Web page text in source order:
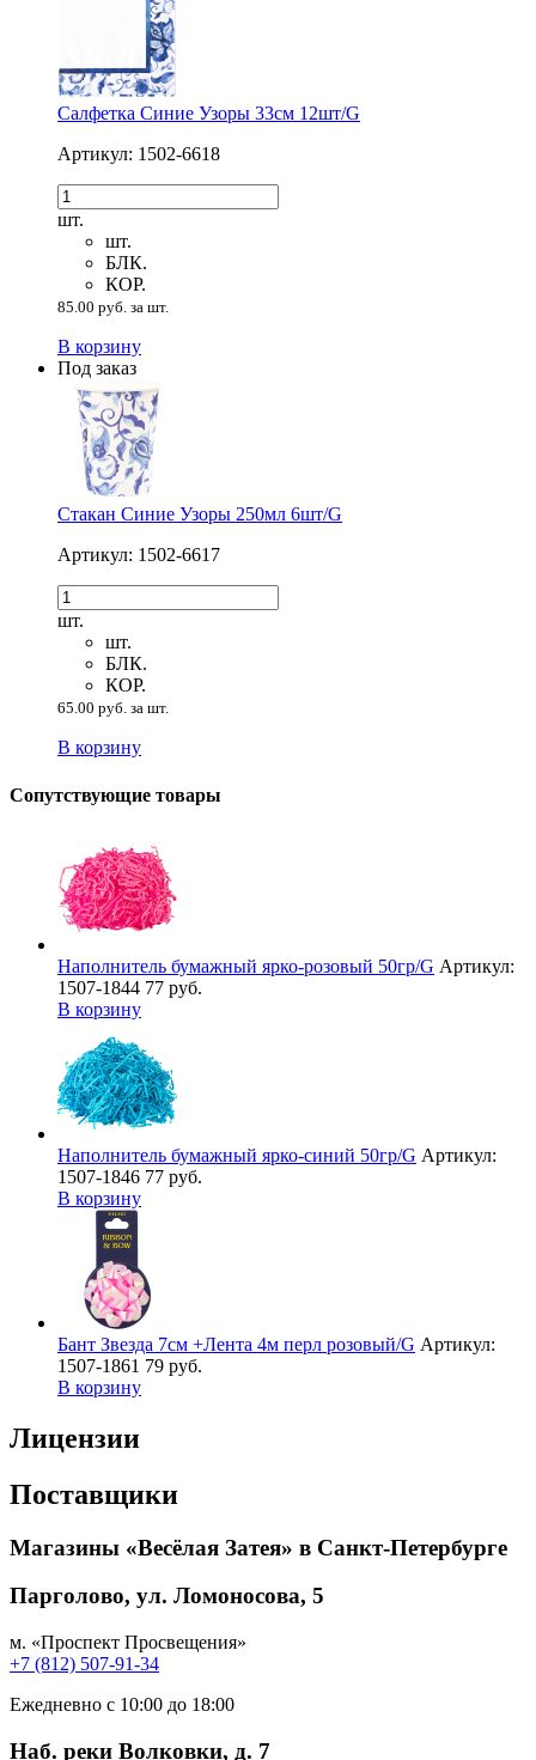
Салфетка Синие Узоры 33см 12шт/G
Артикул: 1502-6618
шт.
шт.
БЛК.
КОР.
85.00 руб. за шт.
В корзину
Под заказ
Стакан Синие Узоры 250мл 6шт/G
Артикул: 1502-6617
шт.
шт.
БЛК.
КОР.
65.00 руб. за шт.
В корзину
Сопутствующие товары
Наполнитель бумажный ярко-розовый 50гр/G Артикул:
1507-1844 77 руб.
В корзину
Наполнитель бумажный ярко-синий 50гр/G Артикул:
1507-1846 77 руб.
В корзину
Бант Звезда 7см +Лента 4м перл розовый/G Артикул:
1507-1861 79 руб.
В корзину
Лицензии
Поставщики
Магазины «Весёлая Затея» в Санкт-Петербурге
Парголово, ул. Ломоносова, 5
м. «Проспект Просвещения»
+7 (812) 507-91-34
Ежедневно с 10:00 до 18:00
Наб. реки Волковки, д. 7